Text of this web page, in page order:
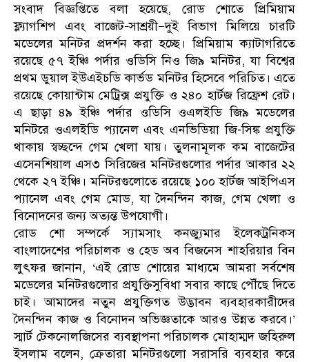
সংবাদ বিজ্ঞপ্তিতে বলা হয়েছে, রোড শোতে প্রিমিয়াম
ফ্ল্যাগশিপ এবং বাজেট–সাশ্রয়ী—দুই বিভাগ মিলিয়ে চারটি
মডেলের মনিটর প্রদর্শন করা হচ্ছে। প্রিমিয়াম ক্যাটাগরিতে
রয়েছে ৫৭ ইঞ্চি পর্দার ওডিসি নিও জি৯ মনিটর, যা বিশ্বের
প্রথম ডুয়াল ইউএইচডি কার্ভড মনিটর হিসেবে পরিচিত। এতে
রয়েছে কোয়ান্টাম মেট্রিক্স প্রযুক্তি ও ২৪০ হার্টজ রিফ্রেশ রেট।
এ ছাড়া ৪৯ ইঞ্চি পর্দার ওডিসি ওএলইডি জি৯ মডেলের
মনিটরে ওএলইডি প্যানেল এবং এনভিডিয়া জি-সিঙ্ক প্রযুক্তি
থাকায় স্বচ্ছন্দে গেম খেলা যায়। তুলনামূলক কম বাজেটের
এসেনশিয়াল এস৩ সিরিজের মনিটরগুলোর পর্দার আকার ২২
থেকে ২৭ ইঞ্চি। মনিটরগুলোতে রয়েছে ১০০ হার্টজ আইপিএস
প্যানেল এবং গেম মোড, যা দৈনন্দিন কাজ, গেম খেলা ও
বিনোদনের জন্য অত্যন্ত উপযোগী।
রোড শো সম্পর্কে স্যামসাং কনজ্যুমার ইলেকট্রনিকস
বাংলাদেশের পরিচালক ও হেড অব বিজনেস শাহরিয়ার বিন
লুৎফর জানান, ‘এই রোড শোয়ের মাধ্যমে আমরা সর্বশেষ
মডেলের মনিটরগুলোর প্রযুক্তিসুবিধা সবার কাছে পৌঁছে দিতে
চাই। আমাদের নতুন প্রযুক্তিগত উদ্ভাবন ব্যবহারকারীদের
দৈনন্দিন কাজ ও বিনোদন অভিজ্ঞতাকে আরও উন্নত করবে।’
স্মার্ট টেকনোলজিসের ব্যবস্থাপনা পরিচালক মোহাম্মদ জহিরুল
ইসলাম বলেন, ক্রেতারা মনিটরগুলো সরাসরি ব্যবহার করে